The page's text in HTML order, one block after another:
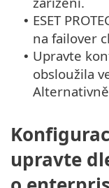
• ESET
na failover
• Upravte
obsloužila
upravte